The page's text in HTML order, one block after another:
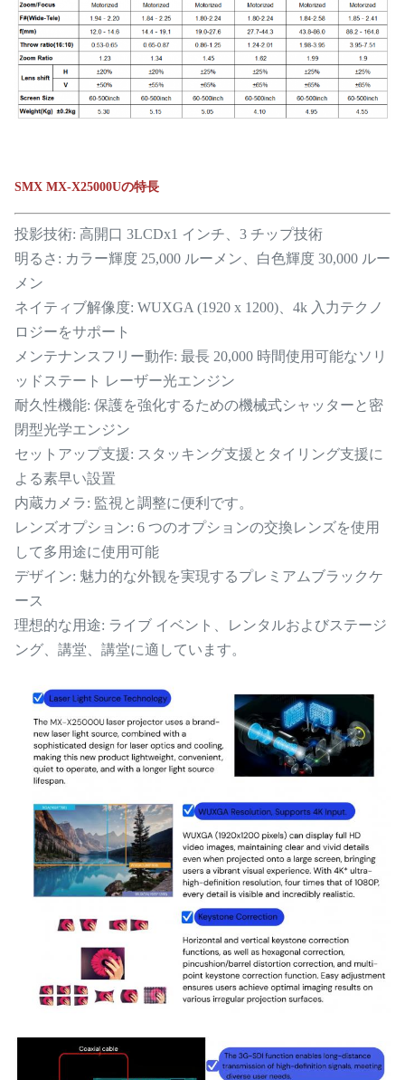
SMX MX-X25000Uの特長
投影技術: 高開口 3LCDx1 インチ、3 チップ技術
明るさ: カラー輝度 25,000 ルーメン、白色輝度 30,000 ルー
メン
ネイティブ解像度: WUXGA (1920 x 1200)、4k 入力テクノ
ロジーをサポート
メンテナンスフリー動作: 最長 20,000 時間使用可能なソリ
ッドステート レーザー光エンジン
耐久性機能: 保護を強化するための機械式シャッターと密
閉型光学エンジン
セットアップ支援: スタッキング支援とタイリング支援に
よる素早い設置
内蔵カメラ: 監視と調整に便利です。
レンズオプション: 6 つのオプションの交換レンズを使用
して多用途に使用可能
デザイン: 魅力的な外観を実現するプレミアムブラックケ
ース
理想的な用途: ライブ イベント、レンタルおよびステージ
ング、講堂、講堂に適しています。